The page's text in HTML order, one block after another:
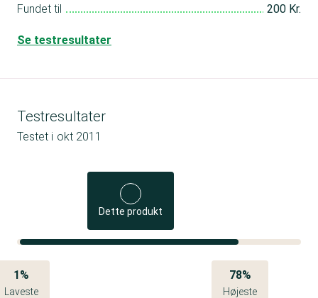
Fundet til 200 Kr.
Se testresultater
Testresultater
Testet i okt 2011
Dette produkt
1%
Laveste
78%
Højeste